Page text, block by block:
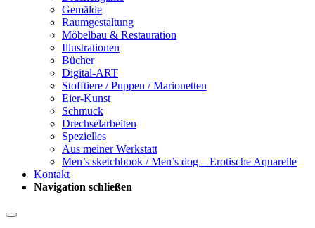
Gemälde
Raumgestaltung
Möbelbau & Restauration
Illustrationen
Bücher
Digital-ART
Stofftiere / Puppen / Marionetten
Eier-Kunst
Schmuck
Drechselarbeiten
Spezielles
Aus meiner Werkstatt
Men’s sketchbook / Men’s dog – Erotische Aquarelle
Kontakt
Navigation schließen